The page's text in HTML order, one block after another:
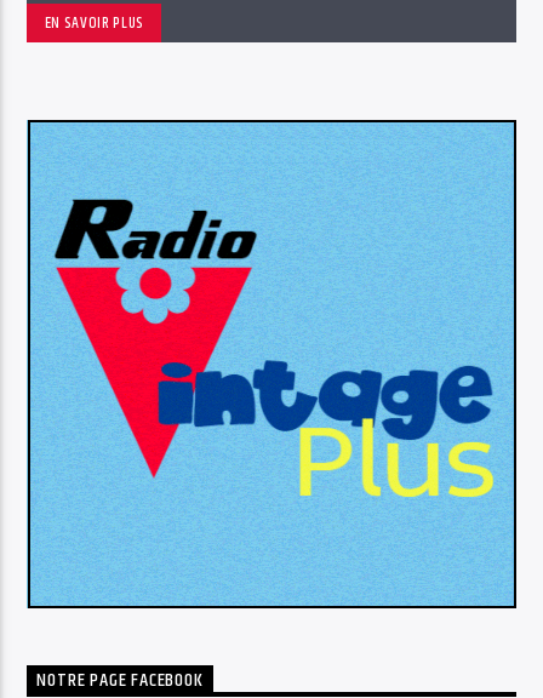
EN SAVOIR PLUS
NOTRE PAGE FACEBOOK